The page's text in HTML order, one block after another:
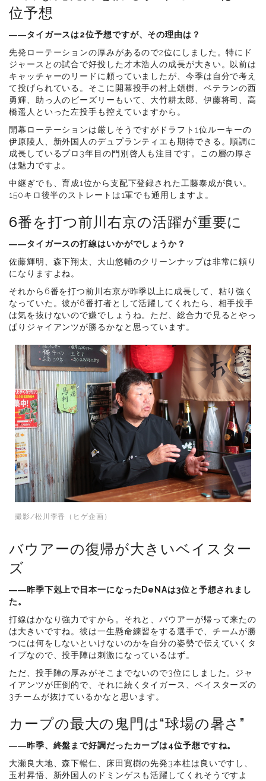
位予想
――タイガースは2位予想ですが、その理由は？
先発ローテーションの厚みがあるので2位にしました。特にド
ジャースとの試合で好投した才木浩人の成長が大きい。以前は
キャッチャーのリードに頼っていましたが、今季は自分で考え
て投げられている。そこに開幕投手の村上頌樹、ベテランの西
勇輝、助っ人のビーズリーもいて、大竹耕太郎、伊藤将司、高
橋遥人といった左投手も控えていますから。
開幕ローテーションは厳しそうですがドラフト1位ルーキーの
伊原陵人、新外国人のデュプランティエも期待できる。順調に
成長しているプロ3年目の門別啓人も注目です。この層の厚さ
は魅力ですよ。
中継ぎでも、育成1位から支配下登録された工藤泰成が良い。
150キロ後半のストレートは1軍でも通用しますよ。
6番を打つ前川右京の活躍が重要に
――タイガースの打線はいかがでしょうか？
佐藤輝明、森下翔太、大山悠輔のクリーンナップは非常に頼り
になりますよね。
それから6番を打つ前川右京が昨季以上に成長して、粘り強く
なっていた。彼が6番打者として活躍してくれたら、相手投手
は気を抜けないので嫌でしょうね。ただ、総合力で見るとやっ
ぱりジャイアンツが勝るかなと思っています。
撮影/松川李香（ヒゲ企画）
バウアーの復帰が大きいベイスター
ズ
――昨季下剋上で日本一になったDeNAは3位と予想されまし
た。
打線はかなり強力ですから。それと、バウアーが帰って来たの
は大きいですね。彼は一生懸命練習をする選手で、チームが勝
つには何をしないといけないのかを自分の姿勢で伝えていくタ
イプなので、投手陣は刺激になっているはず。
ただ、投手陣の厚みがそこまでないので3位にしました。ジャ
イアンツが圧倒的で、それに続くタイガース、ベイスターズの
3チームが抜けているかなと思います。
カープの最大の鬼門は“球場の暑さ”
――昨季、終盤まで好調だったカープは4位予想ですね。
大瀬良大地、森下暢仁、床田寛樹の先発3本柱は良いですし、
玉村昇悟、新外国人のドミンゲスも活躍してくれそうですよ